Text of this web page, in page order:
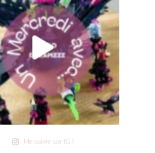
Me suivre sur IG !